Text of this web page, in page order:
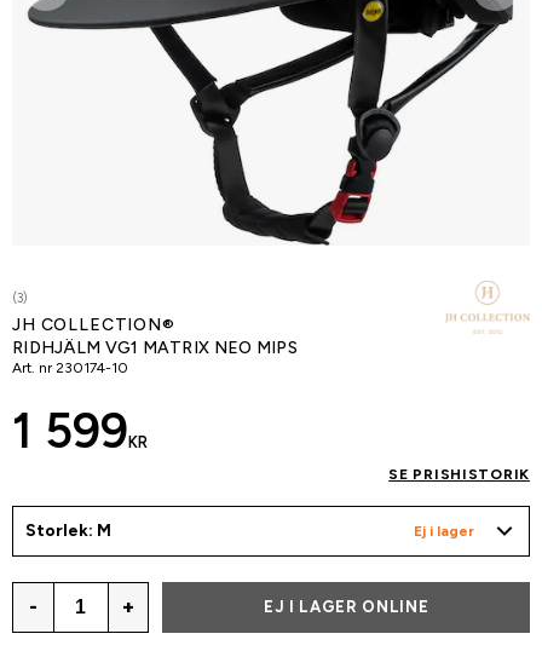
(3)
JH COLLECTION®
RIDHJÄLM VG1 MATRIX NEO MIPS
Art. nr 230174-10
1 599 KR
SE PRISHISTORIK
Storlek: M Ej i lager
- + EJ I LAGER ONLINE